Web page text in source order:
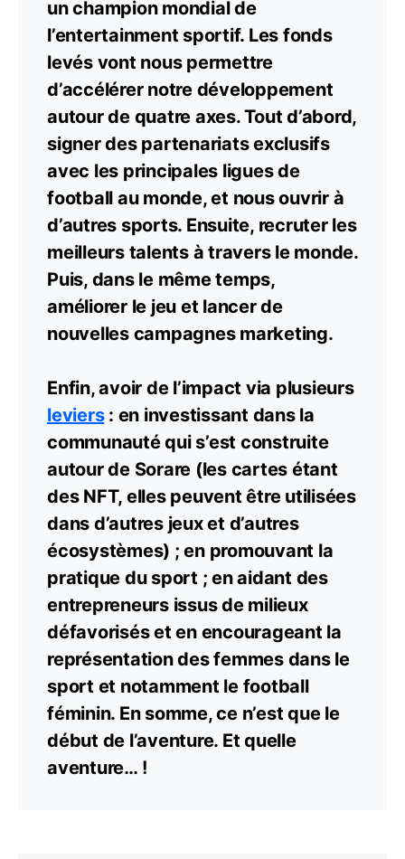
un champion mondial de
l’entertainment sportif. Les fonds
levés vont nous permettre
d’accélérer notre développement
autour de quatre axes. Tout d’abord,
signer des partenariats exclusifs
avec les principales ligues de
football au monde, et nous ouvrir à
d’autres sports. Ensuite, recruter les
meilleurs talents à travers le monde.
Puis, dans le même temps,
améliorer le jeu et lancer de
nouvelles campagnes marketing.
Enfin, avoir de l’impact via plusieurs
leviers: en investissant dans la
communauté qui s’est construite
autour de Sorare (les cartes étant
des NFT, elles peuvent être utilisées
dans d’autres jeux et d’autres
écosystèmes) ; en promouvant la
pratique du sport ; en aidant des
entrepreneurs issus de milieux
défavorisés et en encourageant la
représentation des femmes dans le
sport et notamment le football
féminin. En somme, ce n’est que le
début de l’aventure. Et quelle
aventure… !